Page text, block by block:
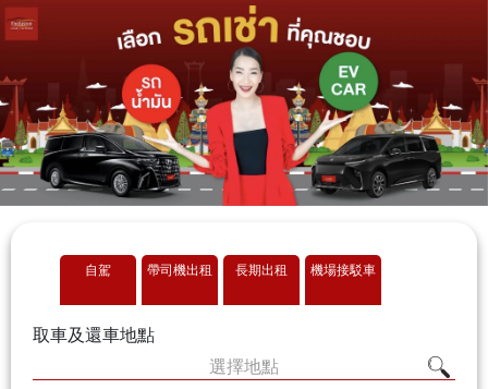
自駕 帶司機出租 長期出租 機場接駁車
取車及還車地點
選擇地點